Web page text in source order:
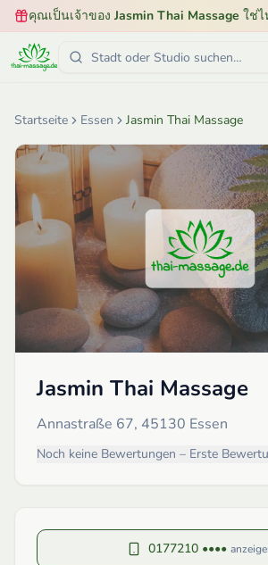
คุณเป็นเจ้าของ Jasmin Thai Massage ใช่
Startseite Essen Jasmin Thai Massage
Jasmin Thai Massage
Annastraße 67, 45130 Essen
Noch keine Bewertungen – Erste
0177210 ••••